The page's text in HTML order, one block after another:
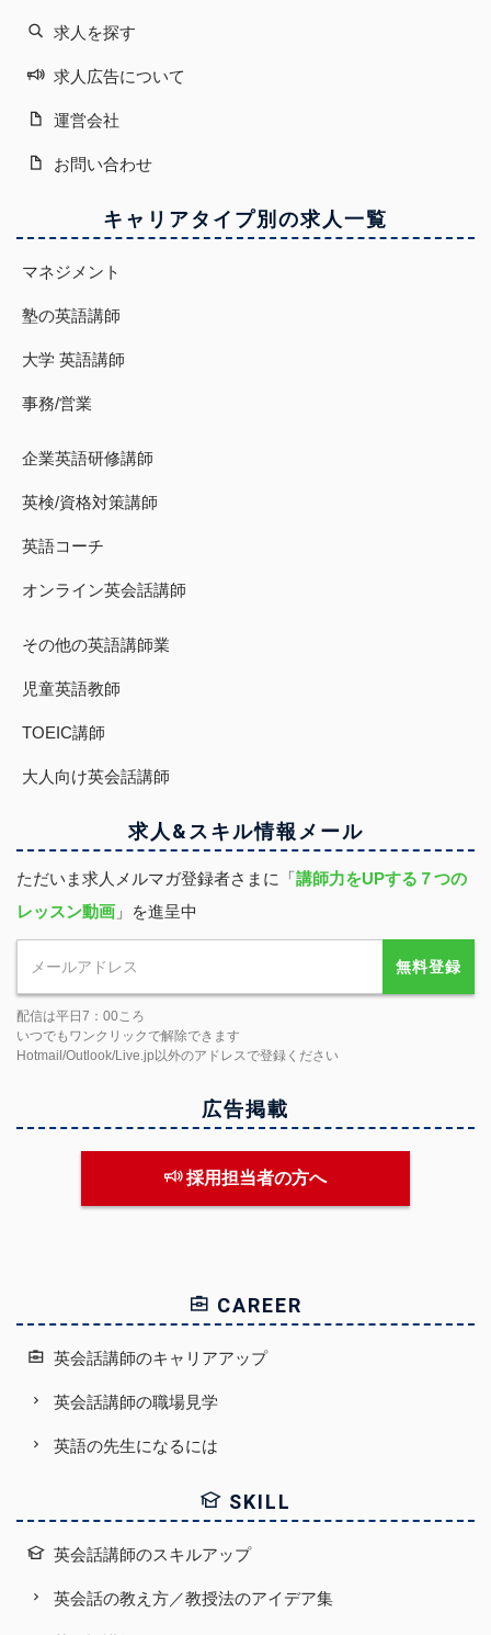
求人を探す
求人広告について
運営会社
お問い合わせ
キャリアタイプ別の求人一覧
マネジメント
塾の英語講師
大学 英語講師
事務/営業
企業英語研修講師
英検/資格対策講師
英語コーチ
オンライン英会話講師
その他の英語講師業
児童英語教師
TOEIC講師
大人向け英会話講師
求人&スキル情報メール
ただいま求人メルマガ登録者さまに「講師力をUPする７つの
レッスン動画 」を進呈中
無料登録
配信は平日7：00ころ
いつでもワンクリックで解除できます
Hotmail/Outlook/Live.jp以外のアドレスで登録ください
広告掲載
採用担当者の方へ
CAREER
英会話講師のキャリアアップ
英会話講師の職場見学
英語の先生になるには
SKILL
英会話講師のスキルアップ
英会話の教え方／教授法のアイデア集